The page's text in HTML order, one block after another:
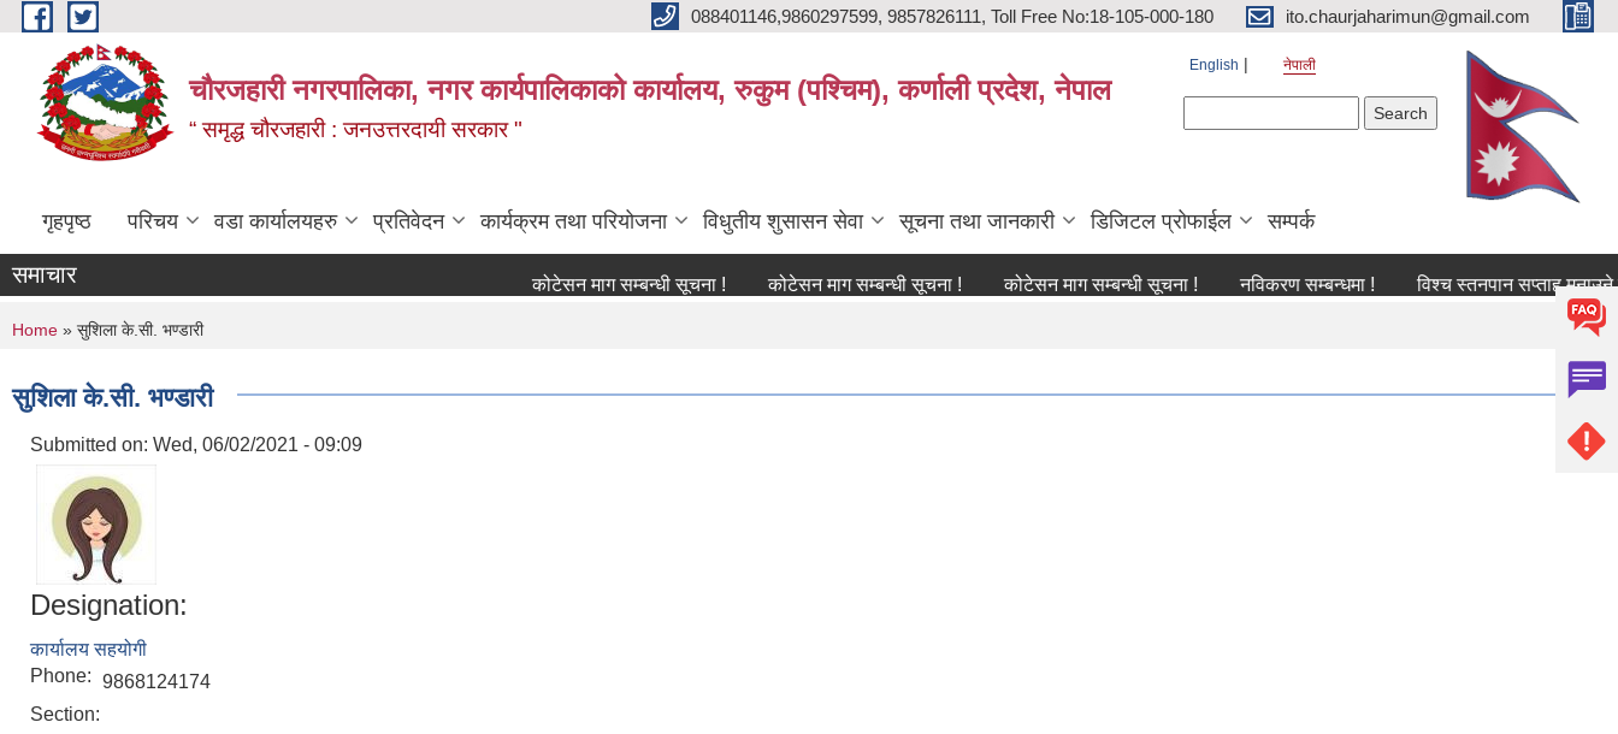
Skip to main content 088401146,9860297599, 9857826111, Toll Free No:18-105-000-180 ito.chaurjaharimun@gmail.com
चौरजहारी नगरपालिका, नगर कार्यपालिकाको कार्यालय, रुकुम (पश्चिम), कर्णाली प्रदेश, नेपाल
“ समृद्ध चौरजहारी : जनउत्तरदायी सरकार "
English नेपाली
गृहपृष्ठ परिचय वडा कार्यालयहरु प्रतिवेदन कार्यक्रम तथा परियोजना विधुतीय शुसासन सेवा सूचना तथा जानकारी डिजिटल प्रोफाईल सम्पर्क
समाचार कोटेसन माग सम्बन्धी सूचना ! कोटेसन माग सम्बन्धी सूचना ! कोटेसन माग सम्बन्धी सूचना ! नविकरण सम्बन्धमा ! विश्च स्तनपान सप्ताह मनाउने
You are here
Home » सुशिला के.सी. भण्डारी
सुशिला के.सी. भण्डारी
Submitted on: Wed, 06/02/2021 - 09:09
Designation:
कार्यालय सहयोगी
Phone: 9868124174
Section: